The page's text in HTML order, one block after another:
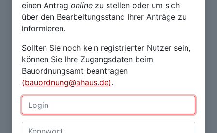
einen Antrag online zu stellen oder um sich
über den Bearbeitungsstand Ihrer Anträge zu
informieren.
Sollten Sie noch kein registrierter Nutzer sein,
können Sie Ihre Zugangsdaten beim
Bauordnungsamt beantragen
(bauordnung@ahaus.de).
Login:
Kennwort: